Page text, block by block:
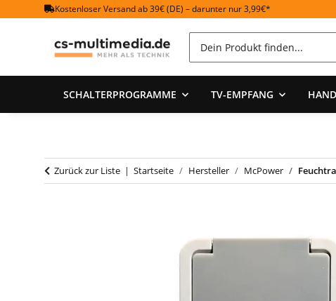
Kostenloser Versand ab 39€ (DE) – darunter nur 3,99€*
SCHALTERPROGRAMME TV-EMPFANG
Zurück zur Liste Startseite Hersteller McPower